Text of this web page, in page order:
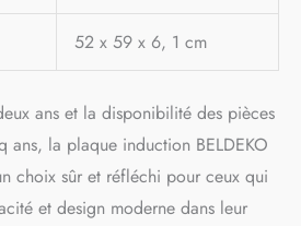
52 x 59 x 6, 1 cm
ans et la disponibilité des pièces
ans, la plaque induction BELDEKO
choix sûr et réfléchi pour ceux qui
et design moderne dans leur